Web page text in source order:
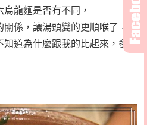
龍麵是否有不同，
係，讓湯頭變的更順喉了，
道為什麼跟我的比起來，多了